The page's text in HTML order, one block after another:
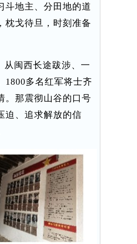
斗地主、分田地的道
枕戈待旦，时刻准备
闽西长途跋涉、一
1800多名红军将士齐
。那震彻山谷的口号
迫、追求解放的信